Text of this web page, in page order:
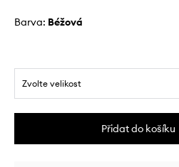
Barva: béžová
Zvolte velikost
Přidat do košíku